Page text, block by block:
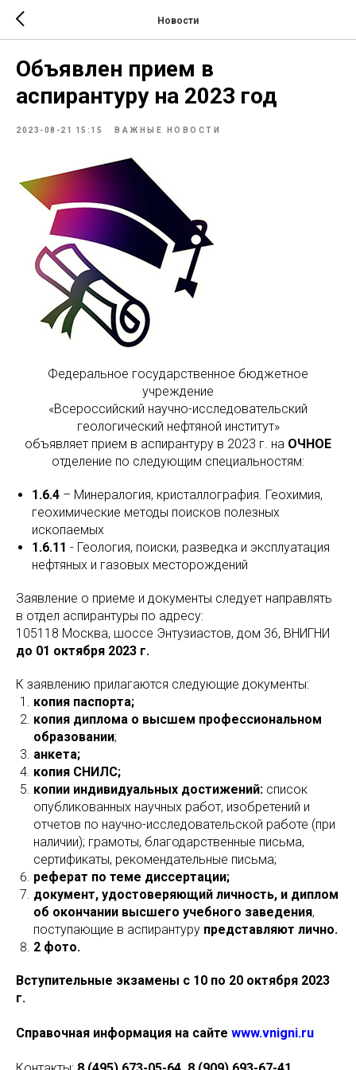
Новости
Объявлен прием в
аспирантуру на 2023 год
2023-08-21 15:15 ВАЖНЫЕ НОВОСТИ
Федеральное государственное бюджетное
учреждение
«Всероссийский научно-исследовательский
геологический нефтяной институт»
объявляет прием в аспирантуру в 2023 г. на ОЧНОЕ
отделение по следующим специальностям:
1.6.4 – Минералогия, кристаллография. Геохимия,
геохимические методы поисков полезных
ископаемых
1.6.11 - Геология, поиски, разведка и эксплуатация
нефтяных и газовых месторождений
Заявление о приеме и документы следует направлять
в отдел аспирантуры по адресу:
105118 Москва, шоссе Энтузиастов, дом 36, ВНИГНИ
до 01 октября 2023 г.
К заявлению прилагаются следующие документы:
копия паспорта;
копия диплома о высшем профессиональном
образовании;
анкета;
копия СНИЛС;
копии индивидуальных достижений: список
опубликованных научных работ, изобретений и
отчетов по научно-исследовательской работе (при
наличии); грамоты, благодарственные письма,
сертификаты, рекомендательные письма;
реферат по теме диссертации;
документ, удостоверяющий личность, и диплом
об окончании высшего учебного заведения,
поступающие в аспирантуру представляют лично.
2 фото.
Вступительные экзамены с 10 по 20 октября 2023
г.
Справочная информация на сайте www.vnigni.ru